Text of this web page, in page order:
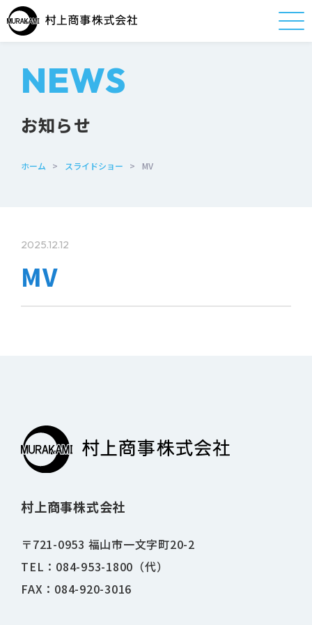
NEWS
お知らせ
ホーム > スライドショー > MV
2025.12.12
MV
村上商事株式会社
〒721-0953 福山市一文字町20-2
TEL：084-953-1800（代）
FAX：084-920-3016